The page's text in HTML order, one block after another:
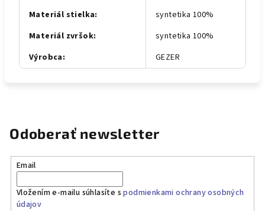
Materiál stielka:
syntetika 100%
Materiál zvršok:
syntetika 100%
Výrobca: GEZER
Odoberať newsletter
Email
Vložením e-mailu súhlasíte spodmienkami ochrany osobných
údajov